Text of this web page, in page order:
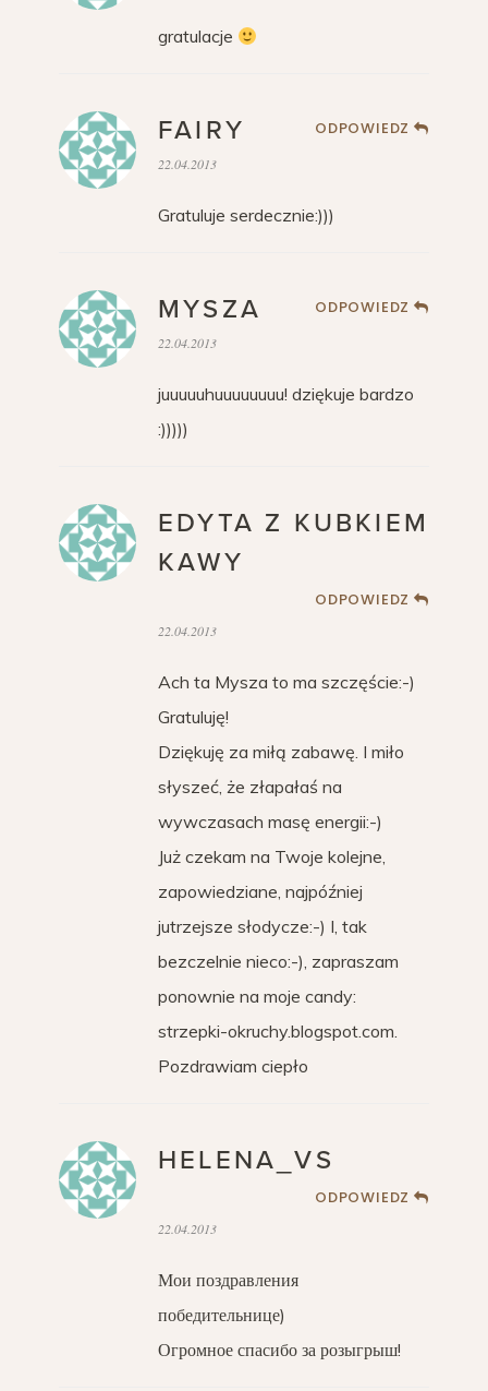
gratulacje
FAIRY ODPOWIEDZ
22.04.2013
Gratuluje serdecznie:)))
MYSZA ODPOWIEDZ
22.04.2013
juuuuuhuuuuuuuu! dziękuje bardzo
:)))))
EDYTA Z KUBKIEM
KAWY
ODPOWIEDZ
22.04.2013
Ach ta Mysza to ma szczęście:-)
Gratuluję!
Dziękuję za miłą zabawę. I miło
słyszeć, że złapałaś na
wywczasach masę energii:-)
Już czekam na Twoje kolejne,
zapowiedziane, najpóźniej
jutrzejsze słodycze:-) I, tak
bezczelnie nieco:-), zapraszam
ponownie na moje candy:
strzepki-okruchy.blogspot.com.
Pozdrawiam ciepło
HELENA_VS
ODPOWIEDZ
22.04.2013
Мои поздравления
победительнице)
Огромное спасибо за розыгрыш!